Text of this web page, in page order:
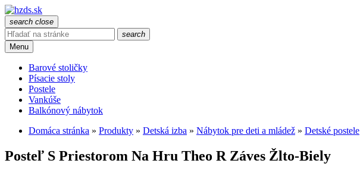
search close
search
Menu
Barové stoličky
Písacie stoly
Postele
Vankúše
Balkónový nábytok
Domáca stránka » Produkty » Detská izba » Nábytok pre deti a mládež » Detské postele
Posteľ S Priestorom Na Hru Theo R Záves Žlto-Biely